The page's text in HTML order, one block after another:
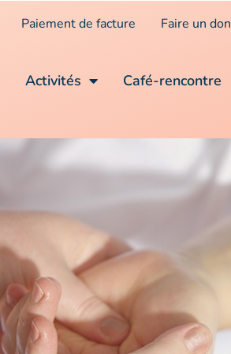
Paiement de facture Faire un don
Activités Café-rencontre